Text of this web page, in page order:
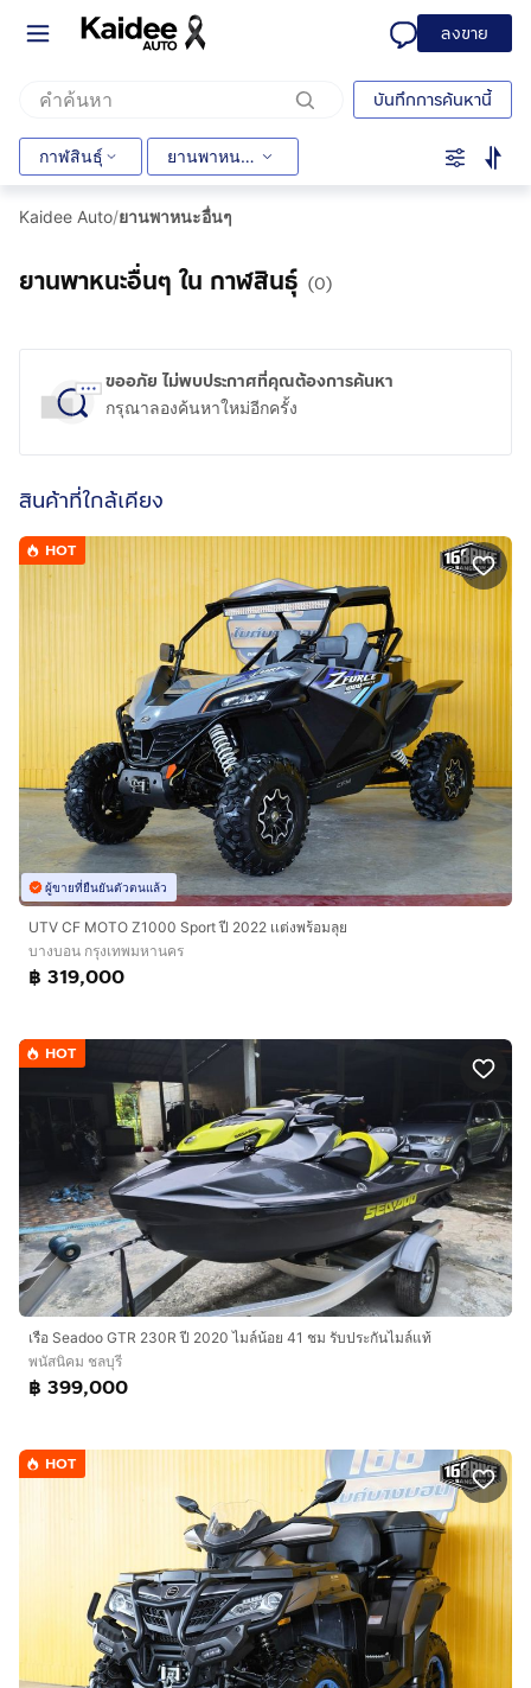
ลงขาย
บันทึกการค้นหานี้
กาฬสินธุ์ ยานพาหนะอื่นๆ
Kaidee Auto/ยานพาหนะอื่นๆ
ยานพาหนะอื่นๆ ใน กาฬสินธุ์ (0)
ขออภัย ไม่พบประกาศที่คุณต้องการค้นหา
กรุณาลองค้นหาใหม่อีกครั้ง
สินค้าที่ใกล้เคียง
HOT
ผู้ขายที่ยืนยันตัวตนแล้ว
UTV CF MOTO Z1000 Sport ปี 2022 เเต่งพร้อมลุย
บางบอน กรุงเทพมหานคร
฿ 319,000
HOT
เรือ Seadoo GTR 230R ปี 2020 ไมล์น้อย 41 ชม รับประกันไมล์แท้
พนัสนิคม ชลบุรี
฿ 399,000
HOT